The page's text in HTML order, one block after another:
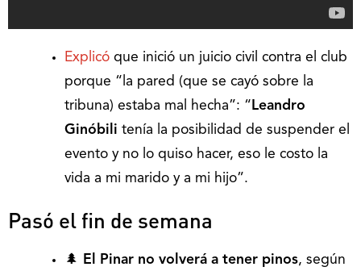
Explicó que inició un juicio civil contra el club
porque “la pared (que se cayó sobre la
tribuna) estaba mal hecha”: “ Leandro
Ginóbili tenía la posibilidad de suspender el
evento y no lo quiso hacer, eso le costo la
vida a mi marido y a mi hijo”.
Pasó el fin de semana
🌲 El Pinar no volverá a tener pinos, según